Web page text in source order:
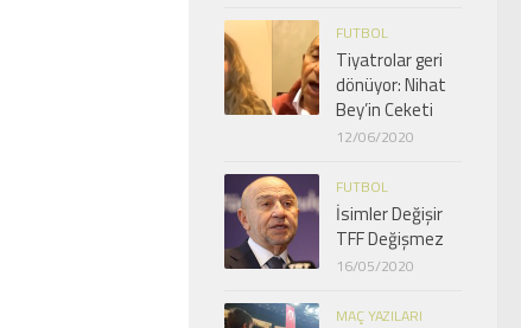
FUTBOL
Tiyatrolar geri
dönüyor: Nihat
Bey’in Ceketi
12/06/2020
FUTBOL
İsimler Değişir
TFF Değişmez
16/05/2020
MAÇ YAZILARI